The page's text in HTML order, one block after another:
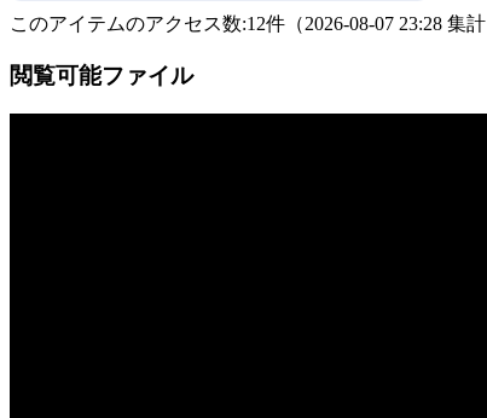
このアイテムのアクセス数:12件 （2026-08-07 23:28 集計
閲覧可能ファイル